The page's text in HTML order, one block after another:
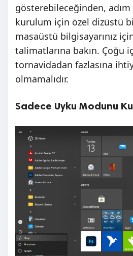
gösterebileceğinden, adım
kurulum için özel dizüstü
masaüstü bilgisayarınız
talimatlarına bakın. Çoğu
tornavidadan fazlasına
olmamalıdır.
Sadece Uyku Modunu